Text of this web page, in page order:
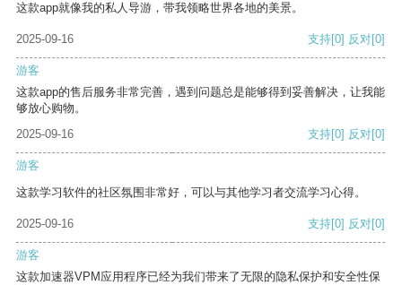
这款app就像我的私人导游，带我领略世界各地的美景。
2025-09-16 支持[0] 反对[0]
游客
这款app的售后服务非常完善，遇到问题总是能够得到妥善解决，让我能
够放心购物。
2025-09-16
支持[0] 反对[0]
游客
这款学习软件的社区氛围非常好，可以与其他学习者交流学习心得。
2025-09-16 支持[0] 反对[0]
游客
这款加速器VPM应用程序已经为我们带来了无限的隐私保护和安全性保